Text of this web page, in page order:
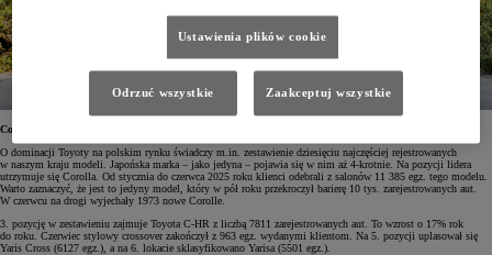
Corolla najchętniej wybieranym modelem w Polsce
O dominacji Toyoty na polskim rynku świadczy m.in. zestawienie dziesięciu najczęściej rejestrowanych
w naszym kraju modeli. Japońska marka – jako jedyna – pojawia się w nim aż 4-krotnie. Na pozycji lidera
utrzymuje się Corolla. Od stycznia do czerwca 2025 roku klienci odebrali z salonów 11 385 egz. tego modelu.
Warto zaznaczyć, że jest to jedyny model, który w pół roku przekroczył barierę 10 tys. zarejestrowanych aut.
W czerwcu na drogi wyjechały 1973 nowe Corolle.
3. pozycję w zestawieniu zajmuje Toyota C-HR z liczbą 7811 zarejestrowanych aut. To wzrost o 17% rok
do roku. Czerwiec stylowy crossover zakończył z 963 egz. wydanymi klientom. Na 5. pozycji uplasował się
Yaris Cross (6127 egz.), a na 6. lokacie sklasyfikowano Yarisa (5501 egz.).
Ustawienia plików cookie
Odrzuć wszystkie Zaakceptuj wszystkie